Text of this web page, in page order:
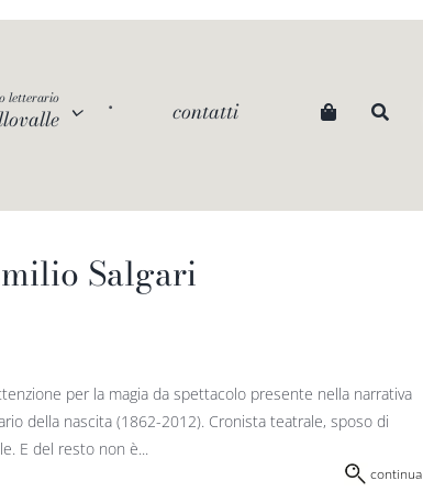
letterario contatti
Salgari
per la magia da spettacolo presente nella narrativa
della nascita (1862-2012). Cronista teatrale, sposo di
E del resto non è...
continua